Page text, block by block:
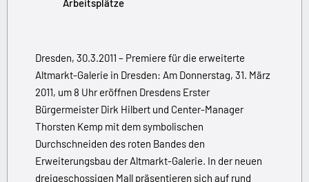
Dresden, 30.3.2011 – Premiere für die erweiterte
Altmarkt-Galerie in Dresden: Am Donnerstag, 31. März
2011, um 8 Uhr eröffnen Dresdens Erster
Bürgermeister Dirk Hilbert und Center-Manager
Thorsten Kemp mit dem symbolischen
Durchschneiden des roten Bandes den
Erweiterungsbau der Altmarkt-Galerie. In der neuen
dreigeschossigen Mall präsentieren sich auf rund